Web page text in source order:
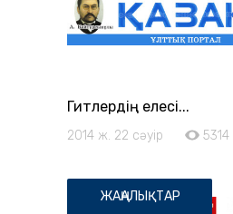
Гитлердің елесі...
2014 ж. 22 сәуір 5314
ЖАҢАЛЫҚТАР